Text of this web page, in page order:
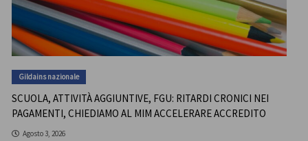
Gildains nazionale
SCUOLA, ATTIVITÀ AGGIUNTIVE, FGU: RITARDI CRONICI NEI
PAGAMENTI, CHIEDIAMO AL MIM ACCELERARE ACCREDITO
Agosto 3, 2026